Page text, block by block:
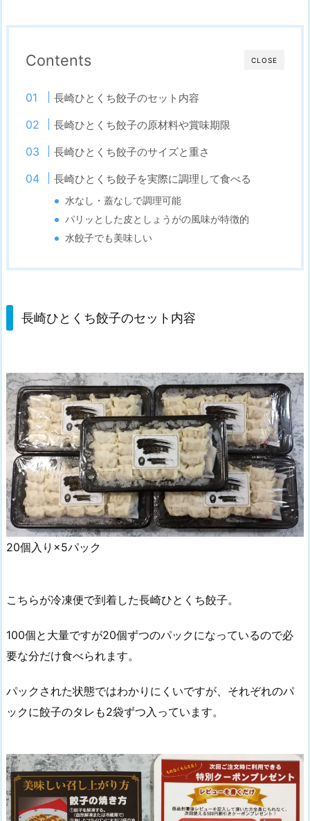
CLOSE
Contents
長崎ひとくち餃子のセット内容
長崎ひとくち餃子の原材料や賞味期限
長崎ひとくち餃子のサイズと重さ
長崎ひとくち餃子を実際に調理して食べる
水なし・蓋なしで調理可能
パリッとした皮としょうがの風味が特徴的
水餃子でも美味しい
長崎ひとくち餃子のセット内容
20個入り×5パック
こちらが冷凍便で到着した長崎ひとくち餃子。
100個と大量ですが20個ずつのパックになっているので必
要な分だけ食べられます。
パックされた状態ではわかりにくいですが、それぞれのパ
ックに餃子のタレも2袋ずつ入っています。